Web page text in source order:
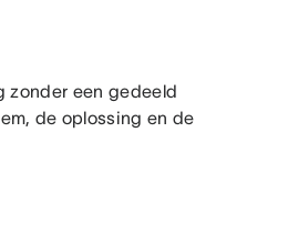
zonder een gedeeld
de oplossing en de